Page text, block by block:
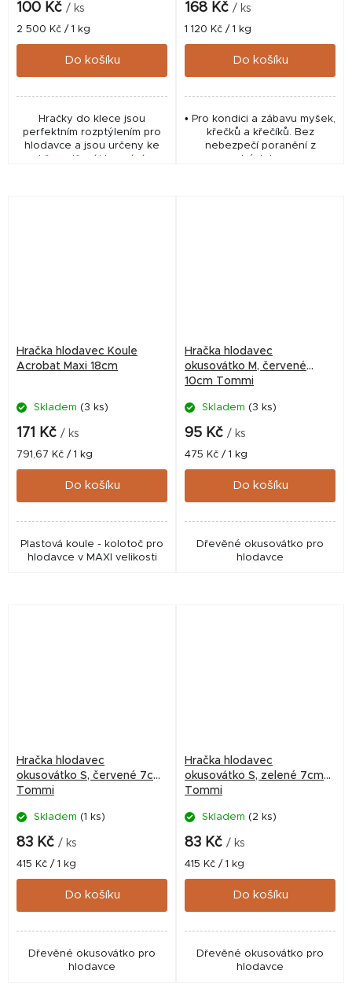
100 Kč / ks
Měrná
cena:
2 500 Kč / 1 kg
Do košíku
Hračky do klece jsou
perfektním rozptýlením pro
hlodavce a jsou určeny ke
168 Kč / ks
Měrná
cena:
1 120 Kč / 1 kg
Do košíku
• Pro kondici a zábavu myšek,
křečků a křečíků. Bez
nebezpečí poranění z
Hračka hlodavec Koule
Acrobat Maxi 18cm
Skladem (3 ks)
171 Kč / ks
Měrná
cena:
791,67 Kč / 1 kg
Do košíku
Plastová koule - kolotoč pro
hlodavce v MAXI velikosti
Hračka hlodavec
okusovátko M, červené
10cm Tommi
Skladem (3 ks)
95 Kč / ks
Měrná
cena:
475 Kč / 1 kg
Do košíku
Dřevěné okusovátko pro
hlodavce
Hračka hlodavec
okusovátko S, červené 7cm
Tommi
Skladem (1 ks)
83 Kč / ks
Měrná
cena:
415 Kč / 1 kg
Do košíku
Dřevěné okusovátko pro
hlodavce
Hračka hlodavec
okusovátko S, zelené 7cm
Tommi
Skladem (2 ks)
83 Kč / ks
Měrná
cena:
415 Kč / 1 kg
Do košíku
Dřevěné okusovátko pro
hlodavce